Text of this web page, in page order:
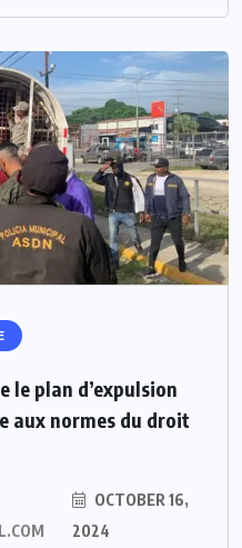
plan d’expulsion
aux normes du droit
OCTOBER 16,
2024